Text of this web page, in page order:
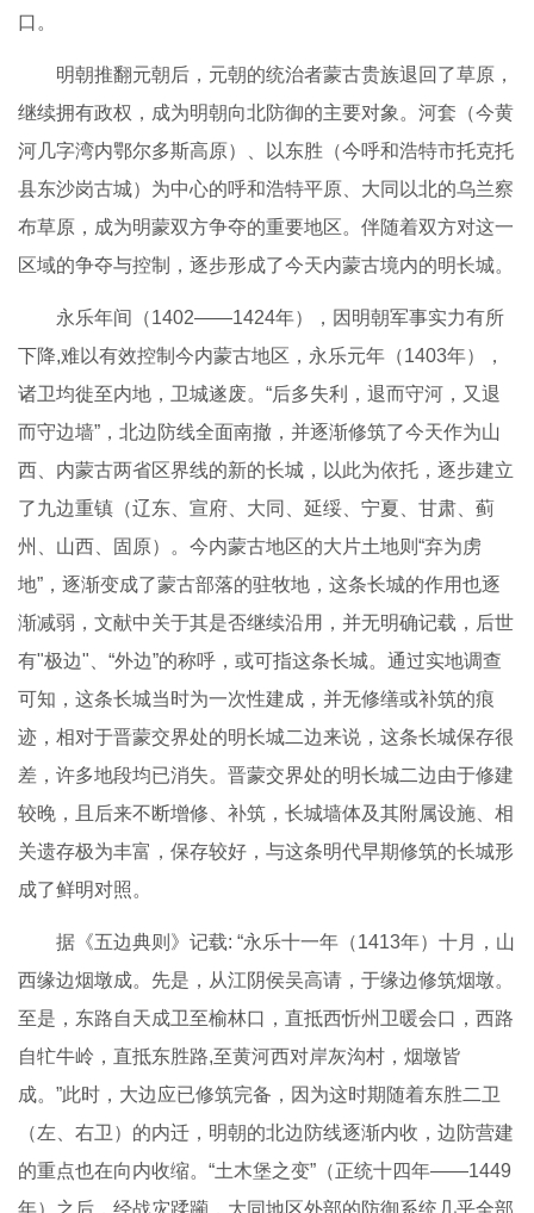
口。
明朝推翻元朝后，元朝的统治者蒙古贵族退回了草原，
继续拥有政权，成为明朝向北防御的主要对象。河套（今黄
河几字湾内鄂尔多斯高原）、以东胜（今呼和浩特市托克托
县东沙岗古城）为中心的呼和浩特平原、大同以北的乌兰察
布草原，成为明蒙双方争夺的重要地区。伴随着双方对这一
区域的争夺与控制，逐步形成了今天内蒙古境内的明长城。
永乐年间（1402——1424年），因明朝军事实力有所
下降,难以有效控制今内蒙古地区，永乐元年（1403年），
诸卫均徙至内地，卫城遂废。“后多失利，退而守河，又退
而守边墙”，北边防线全面南撤，并逐渐修筑了今天作为山
西、内蒙古两省区界线的新的长城，以此为依托，逐步建立
了九边重镇（辽东、宣府、大同、延绥、宁夏、甘肃、蓟
州、山西、固原）。今内蒙古地区的大片土地则“弃为虏
地”，逐渐变成了蒙古部落的驻牧地，这条长城的作用也逐
渐减弱，文献中关于其是否继续沿用，并无明确记载，后世
有"极边"、“外边”的称呼，或可指这条长城。通过实地调查
可知，这条长城当时为一次性建成，并无修缮或补筑的痕
迹，相对于晋蒙交界处的明长城二边来说，这条长城保存很
差，许多地段均已消失。晋蒙交界处的明长城二边由于修建
较晚，且后来不断增修、补筑，长城墙体及其附属设施、相
关遗存极为丰富，保存较好，与这条明代早期修筑的长城形
成了鲜明对照。
据《五边典则》记载: “永乐十一年（1413年）十月，山
西缘边烟墩成。先是，从江阴侯吴高请，于缘边修筑烟墩。
至是，东路自天成卫至榆林口，直抵西忻州卫暖会口，西路
自牤牛岭，直抵东胜路,至黄河西对岸灰沟村，烟墩皆
成。”此时，大边应已修筑完备，因为这时期随着东胜二卫
（左、右卫）的内迁，明朝的北边防线逐渐内收，边防营建
的重点也在向内收缩。“土木堡之变”（正统十四年——1449